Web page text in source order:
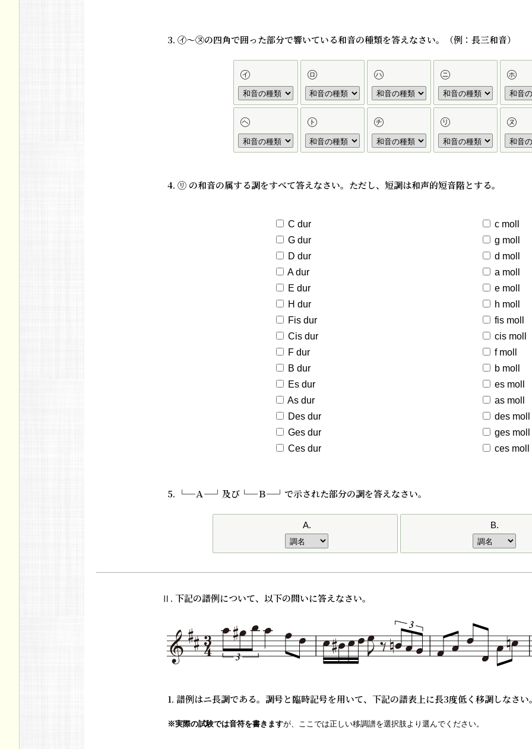
3. ㋑～㋦の四角で囲った部分で響いている和音の種類を答えなさい。（例：長三和音）
㋑ ㋺ ㋩ ㋥ ㋭
㋬ ㋣ ㋠ ㋷ ㋦
4. ㋷ の和音の属する調をすべて答えなさい。ただし、短調は和声的短音階とする。
C dur
G dur
D dur
A dur
E dur
H dur
Fis dur
Cis dur
F dur
B dur
Es dur
As dur
Des dur
Ges dur
Ces dur
c moll
g moll
d moll
a moll
e moll
h moll
fis moll
cis moll
f moll
b moll
es moll
as moll
des moll
ges moll
ces moll
5. └─Ａ─┘及び└─Ｂ─┘で示された部分の調を答えなさい。
A. B.
Ⅱ. 下記の譜例について、以下の問いに答えなさい。
1. 譜例はニ長調である。調号と臨時記号を用いて、下記の譜表上に長3度低く移調しなさい
※実際の試験では音符を書きますが、ここでは正しい移調譜を選択肢より選んでください。